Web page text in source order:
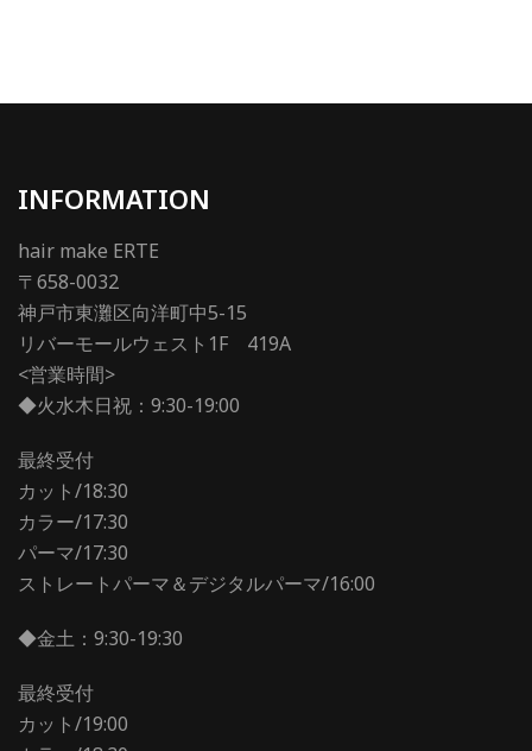
INFORMATION
hair make ERTE
〒658-0032
神戸市東灘区向洋町中5-15
リバーモールウェスト1F 419A
<営業時間>
◆火水木日祝：9:30-19:00
最終受付
カット/18:30
カラー/17:30
パーマ/17:30
ストレートパーマ＆デジタルパーマ/16:00
◆金土：9:30-19:30
最終受付
カット/19:00